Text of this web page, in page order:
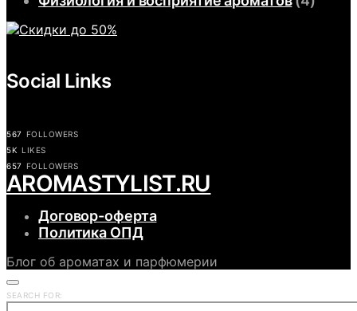
Social Links
567 FOLLOWERS
5K LIKES
657 FOLLOWERS
АROMASTYLIST.RU
Договор-оферта
Политика ОПД
Блог об ароматах и парфюмерии
SEARCH FOR: